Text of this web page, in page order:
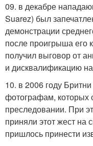
09. в декабре
Suarez) был
демонстрации
после проигрыша его
получил выговор от
и дисквалификацию
10. в 2006 году
фотографам, которых
преследовании. При
приняли этот жест на
пришлось принести